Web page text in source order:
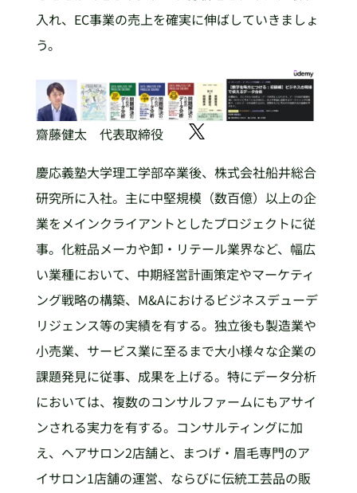
入れ、EC事業の売上を確実に伸ばしていきましょ
う。
齋藤健太 代表取締役
慶応義塾大学理工学部卒業後、株式会社船井総合
研究所に入社。主に中堅規模（数百億）以上の企
業をメインクライアントとしたプロジェクトに従
事。化粧品メーカや卸・リテール業界など、幅広
い業種において、中期経営計画策定やマーケティ
ング戦略の構築、M&Aにおけるビジネスデューデ
リジェンス等の実績を有する。独立後も製造業や
小売業、サービス業に至るまで大小様々な企業の
課題発見に従事、成果を上げる。特にデータ分析
においては、複数のコンサルファームにもアサイ
ンされる実力を有する。コンサルティングに加
え、ヘアサロン2店舗と、まつげ・眉毛専門のア
イサロン1店舗の運営、ならびに伝統工芸品の販